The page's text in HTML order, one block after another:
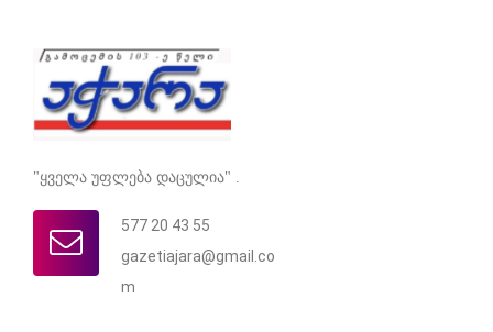
"ყველა უფლება დაცულია" .
577 20 43 55
gazetiajara@gmail.co
m